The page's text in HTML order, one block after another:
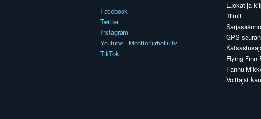
Facebook
Twitter
Instagram
Youtube - Moottoriurheilu.tv
TikTok
Luokat ja
Tiimit
GPS-
Flying Finn
Hannu
Voittajat